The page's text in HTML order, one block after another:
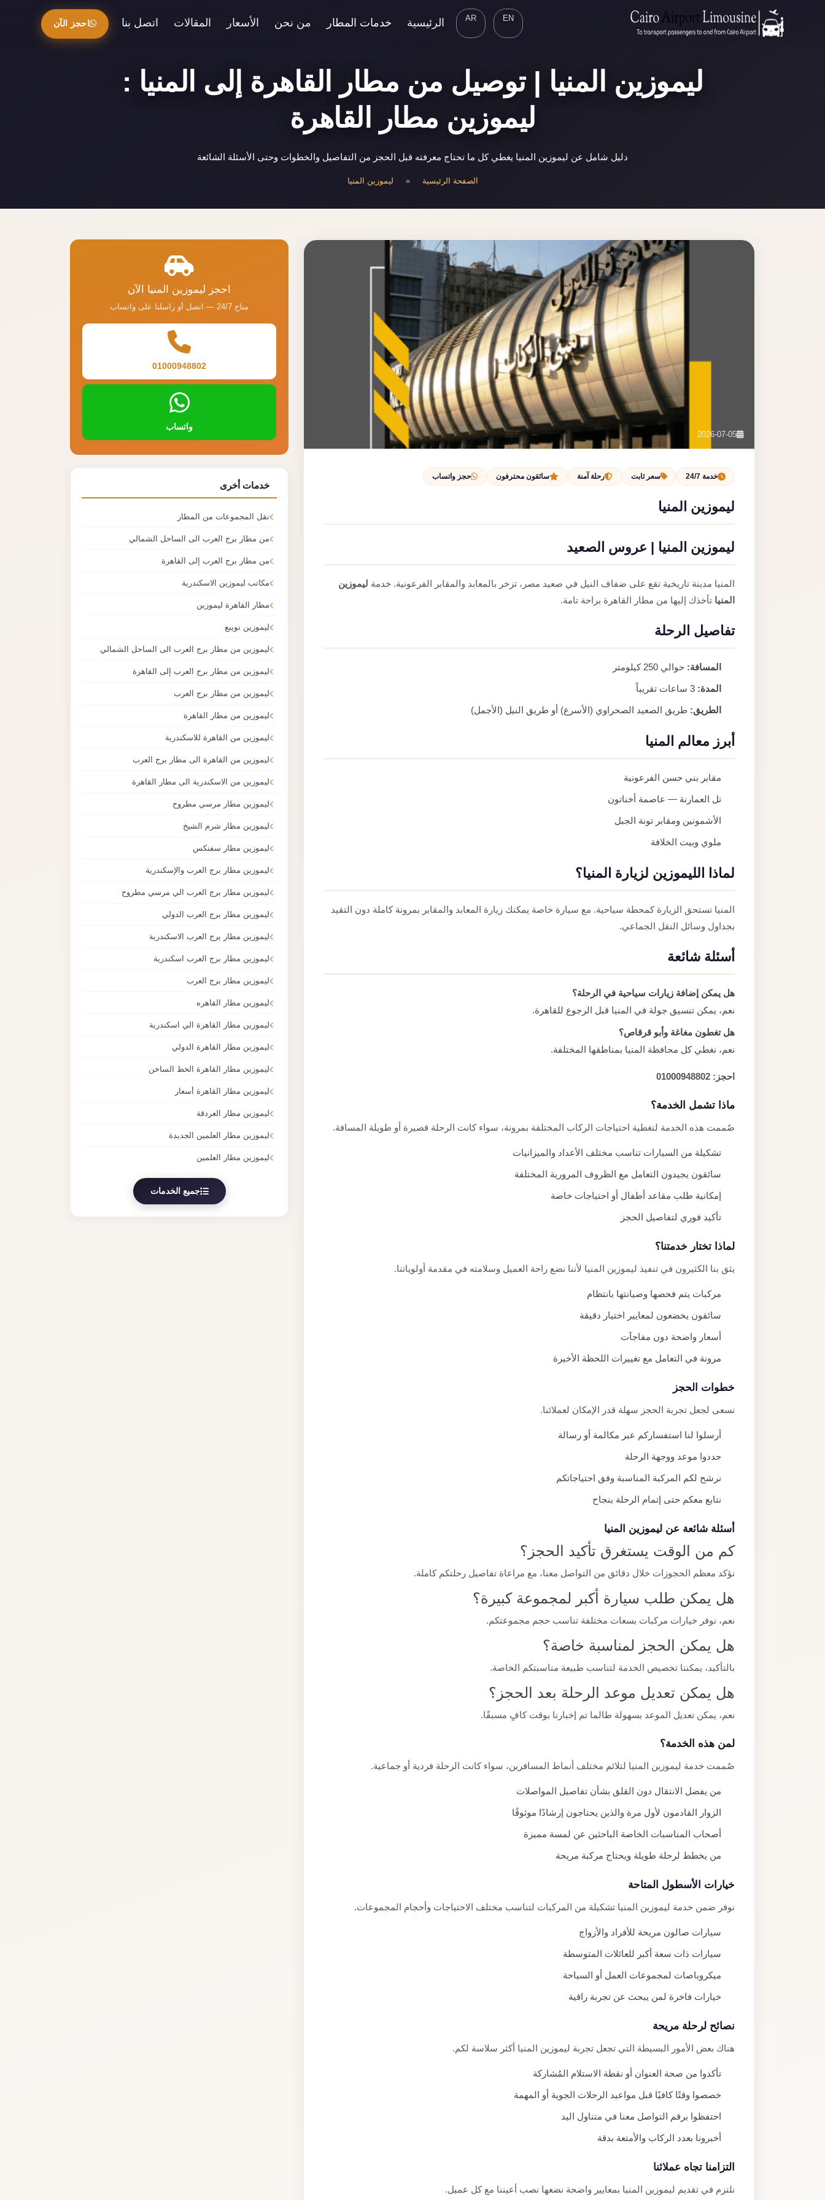
EN
AR الرئيسية خدمات المطار من نحن الأسعار المقالات اتصل بنا احجز الآن
ليموزين المنيا | توصيل من مطار القاهرة إلى المنيا :
ليموزين مطار القاهرة
دليل شامل عن ليموزين المنيا يغطي كل ما تحتاج معرفته قبل الحجز من التفاصيل والخطوات وحتى الأسئلة الشائعة
الصفحة الرئيسية » ليموزين المنيا
2026-07-05
خدمة 24/7 سعر ثابت رحلة آمنة سائقون محترفون حجز واتساب
ليموزين المنيا
ليموزين المنيا | عروس الصعيد
المنيا مدينة تاريخية تقع على ضفاف النيل في صعيد مصر، تزخر بالمعابد والمقابر الفرعونية. خدمة ليموزين
المنيا تأخذك إليها من مطار القاهرة براحة تامة.
تفاصيل الرحلة
المسافة: حوالي 250 كيلومتر
المدة:
الطريق: طريق الصعيد الصحراوي (الأسرع) أو طريق النيل (الأجمل)
أبرز معالم المنيا
مقابر بني حسن الفرعونية
تل العمارنة — عاصمة أخناتون
الأشمونين ومقابر تونة الجبل
ملوي وبيت الخلافة
لماذا الليموزين لزيارة المنيا؟
المنيا تستحق الزيارة كمحطة سياحية. مع سيارة خاصة يمكنك زيارة المعابد والمقابر بمرونة كاملة دون التقيد
بجداول وسائل النقل الجماعي.
أسئلة شائعة
هل يمكن إضافة زيارات سياحية في الرحلة؟
نعم، يمكن تنسيق جولة في المنيا قبل الرجوع للقاهرة.
هل تغطون مغاغة وأبو قرقاص؟
نعم، نغطي كل محافظة المنيا بمناطقها المختلفة.
احجز: 01000948802
ماذا تشمل الخدمة؟
صُممت هذه الخدمة لتغطية احتياجات الركاب المختلفة بمرونة، سواء كانت الرحلة قصيرة أو طويلة المسافة.
تشكيلة من السيارات تناسب مختلف الأعداد والميزانيات
سائقون يجيدون التعامل مع الظروف المرورية المختلفة
إمكانية طلب مقاعد أطفال أو احتياجات خاصة
تأكيد فوري لتفاصيل الحجز
لماذا تختار خدمتنا؟
يثق بنا الكثيرون في تنفيذ ليموزين المنيا لأننا نضع راحة العميل وسلامته في مقدمة أولوياتنا.
مركبات يتم فحصها وصيانتها بانتظام
سائقون يخضعون لمعايير اختيار دقيقة
أسعار واضحة دون مفاجآت
مرونة في التعامل مع تغييرات اللحظة الأخيرة
خطوات الحجز
نسعى لجعل تجربة الحجز سهلة قدر الإمكان لعملائنا.
أرسلوا لنا استفساركم عبر مكالمة أو رسالة
حددوا موعد ووجهة الرحلة
نرشح لكم المركبة المناسبة وفق احتياجاتكم
نتابع معكم حتى إتمام الرحلة بنجاح
أسئلة شائعة عن ليموزين المنيا
كم من الوقت يستغرق تأكيد الحجز؟
نؤكد معظم الحجوزات خلال دقائق من التواصل معنا، مع مراعاة تفاصيل رحلتكم كاملة.
هل يمكن طلب سيارة أكبر لمجموعة كبيرة؟
نعم، نوفر خيارات مركبات بسعات مختلفة تناسب حجم مجموعتكم.
هل يمكن الحجز لمناسبة خاصة؟
بالتأكيد، يمكننا تخصيص الخدمة لتناسب طبيعة مناسبتكم الخاصة.
هل يمكن تعديل موعد الرحلة بعد الحجز؟
نعم، يمكن تعديل الموعد بسهولة طالما تم إخبارنا بوقت كافٍ مسبقًا.
لمن هذه الخدمة؟
صُممت خدمة ليموزين المنيا لتلائم مختلف أنماط المسافرين، سواء كانت الرحلة فردية أو جماعية.
من يفضل الانتقال دون القلق بشأن تفاصيل المواصلات
الزوار القادمون لأول مرة والذين يحتاجون إرشادًا موثوقًا
أصحاب المناسبات الخاصة الباحثين عن لمسة مميزة
من يخطط لرحلة طويلة ويحتاج مركبة مريحة
خيارات الأسطول المتاحة
نوفر ضمن خدمة ليموزين المنيا تشكيلة من المركبات لتناسب مختلف الاحتياجات وأحجام المجموعات.
سيارات صالون مريحة للأفراد والأزواج
سيارات ذات سعة أكبر للعائلات المتوسطة
ميكروباصات لمجموعات العمل أو السياحة
خيارات فاخرة لمن يبحث عن تجربة راقية
نصائح لرحلة مريحة
هناك بعض الأمور البسيطة التي تجعل تجربة ليموزين المنيا أكثر سلاسة لكم.
تأكدوا من صحة العنوان أو نقطة الاستلام المُشاركة
خصصوا وقتًا كافيًا قبل مواعيد الرحلات الجوية أو المهمة
احتفظوا برقم التواصل معنا في متناول اليد
أخبرونا بعدد الركاب والأمتعة بدقة
التزامنا تجاه عملائنا
نلتزم في تقديم ليموزين المنيا بمعايير واضحة نضعها نصب أعيننا مع كل عميل.
احجز ليموزين المنيا الآن
متاح 24/7 — اتصل أو راسلنا على واتساب
01000948802
واتساب
خدمات أخرى
نقل المجموعات من المطار
من مطار برج العرب الى الساحل الشمالي
من مطار برج العرب إلى القاهرة
مكاتب ليموزين الاسكندرية
مطار القاهرة ليموزين
ليموزين نويبع
ليموزين من مطار برج العرب الى الساحل الشمالي
ليموزين من مطار برج العرب إلى القاهرة
ليموزين من مطار برج العرب
ليموزين من مطار القاهرة
ليموزين من القاهرة للاسكندرية
ليموزين من القاهرة الى مطار برج العرب
ليموزين من الاسكندرية الى مطار القاهرة
ليموزين مطار مرسي مطروح
ليموزين مطار شرم الشيخ
ليموزين مطار سفنكس
ليموزين مطار برج العرب والإسكندرية
ليموزين مطار برج العرب الي مرسي مطروح
ليموزين مطار برج العرب الدولي
ليموزين مطار برج العرب الاسكندرية
ليموزين مطار برج العرب اسكندرية
ليموزين مطار برج العرب
ليموزين مطار القاهره
ليموزين مطار القاهرة الي اسكندرية
ليموزين مطار القاهرة الدولي
ليموزين مطار القاهرة الخط الساخن
ليموزين مطار القاهرة أسعار
ليموزين مطار الغردقة
ليموزين مطار العلمين الجديدة
ليموزين مطار العلمين
جميع الخدمات